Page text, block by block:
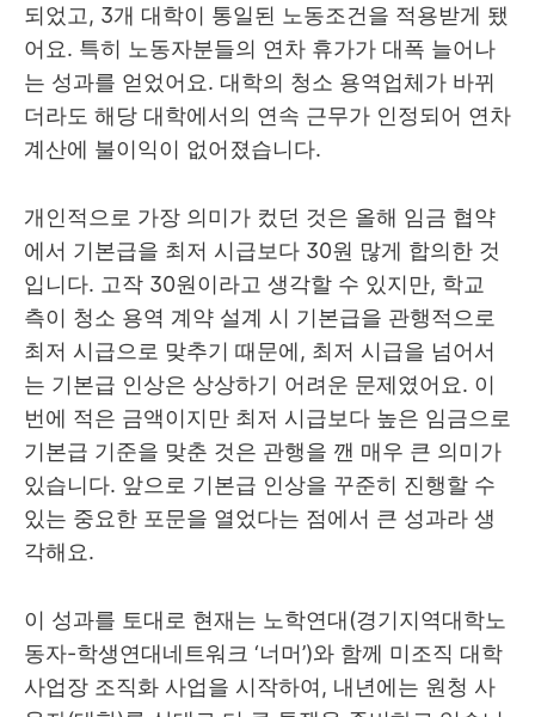
되었고, 3개 대학이 통일된 노동조건을 적용받게 됐
어요. 특히 노동자분들의 연차 휴가가 대폭 늘어나
는 성과를 얻었어요. 대학의 청소 용역업체가 바뀌
더라도 해당 대학에서의 연속 근무가 인정되어 연차
계산에 불이익이 없어졌습니다.
개인적으로 가장 의미가 컸던 것은 올해 임금 협약
에서 기본급을 최저 시급보다 30원 많게 합의한 것
입니다. 고작 30원이라고 생각할 수 있지만, 학교
측이 청소 용역 계약 설계 시 기본급을 관행적으로
최저 시급으로 맞추기 때문에, 최저 시급을 넘어서
는 기본급 인상은 상상하기 어려운 문제였어요. 이
번에 적은 금액이지만 최저 시급보다 높은 임금으로
기본급 기준을 맞춘 것은 관행을 깬 매우 큰 의미가
있습니다. 앞으로 기본급 인상을 꾸준히 진행할 수
있는 중요한 포문을 열었다는 점에서 큰 성과라 생
각해요.
이 성과를 토대로 현재는 노학연대(경기지역대학노
동자-학생연대네트워크 ‘너머’)와 함께 미조직 대학
사업장 조직화 사업을 시작하여, 내년에는 원청 사